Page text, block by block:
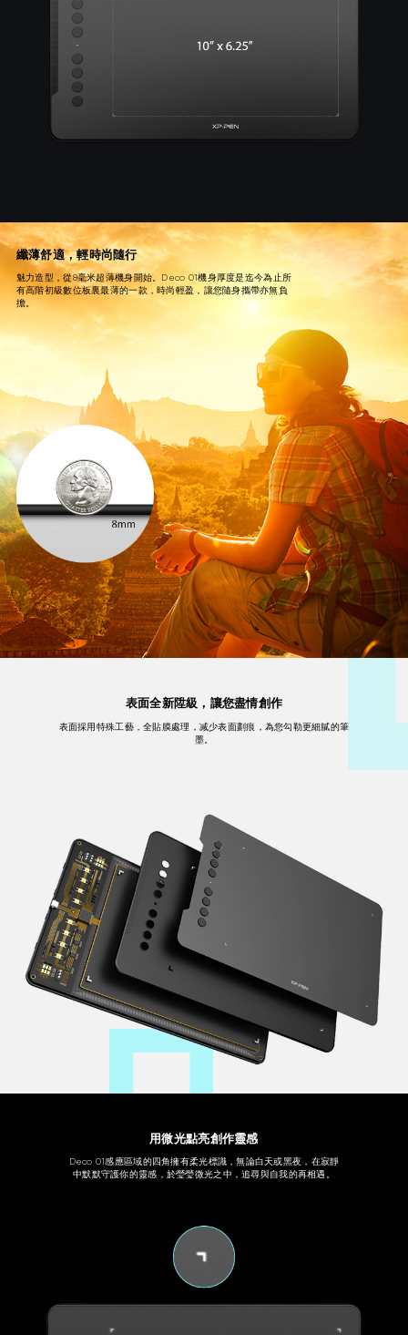
纖薄舒適，輕時尚隨行
魅力造型，從8毫米超薄機身開始。Deco 01機身厚度是迄今為止所
有高階初級數位板裏最薄的一款，時尚輕盈，讓您隨身攜帶亦無負
擔。
表面全新陞級，讓您盡情創作
表面採用特殊工藝，全貼膜處理，减少表面劃痕，為您勾勒更細膩的筆
墨。
用微光點亮創作靈感
Deco 01感應區域的四角擁有柔光標識，無論白天或黑夜，在寂靜
中默默守護你的靈感，於瑩瑩微光之中，追尋與自我的再相遇。